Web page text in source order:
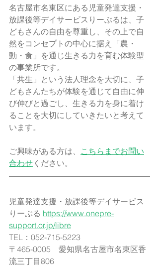
名古屋市名東区にある児童発達支援・
放課後等デイサービスりーぶるは、子
どもさんの自由を尊重し、その上で自
然をコンセプトの中心に据え「農・
動・食」を通じ生きる力を育む体験型
の事業所です。
「共生」という法人理念を大切に、子
どもさんたちが体験を通じて自由に伸
び伸びと過ごし、生きる力を身に着け
ることを大切にしていきたいと考えて
います。
ご興味がある方は、 こちらまでお問い
合わせ ください。
児童発達支援・放課後等デイサービス
りーぶる https://www.onepre-
support.or.jp/libre
TEL：052-715-5223​
〒465-0005　愛知県名古屋市名東区香
流三丁目806